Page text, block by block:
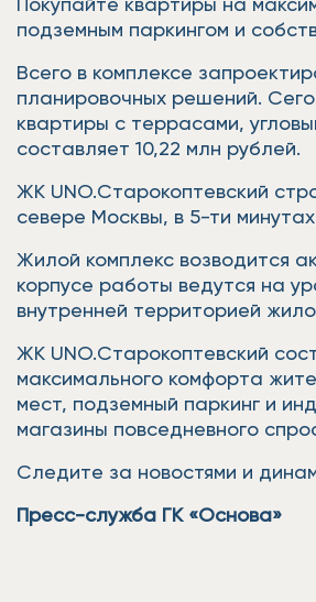
подземным паркингом и
Всего в комплексе
планировочных решений.
квартиры с террасами,
составляет 10,22 млн рублей.
ЖК UNO.Старокоптевский
севере Москвы, в 5-ти
Жилой комплекс возводится
корпусе работы ведутся на
внутренней территорией
ЖК UNO.Старокоптевский
максимального комфорта
мест, подземный паркинг и
магазины повседневного
Следите за новостями и
Пресс-служба ГК «Основа»